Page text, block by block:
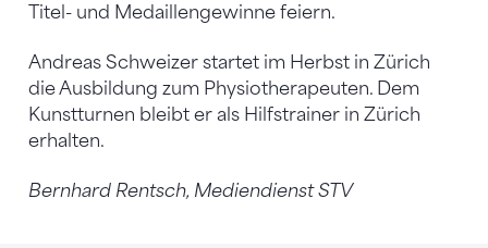
Titel- und Medaillengewinne feiern.
Andreas Schweizer startet im Herbst in Zürich
die Ausbildung zum Physiotherapeuten. Dem
Kunstturnen bleibt er als Hilfstrainer in Zürich
erhalten.
Bernhard Rentsch, Mediendienst STV